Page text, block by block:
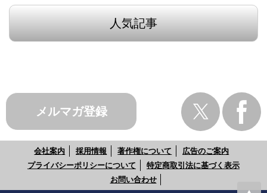
人気記事
メルマガ登録
会社案内 採用情報 著作権について
広告のご案内
プライバシーポリシーについて
特定商取引法に基づく表示
お問い合わせ